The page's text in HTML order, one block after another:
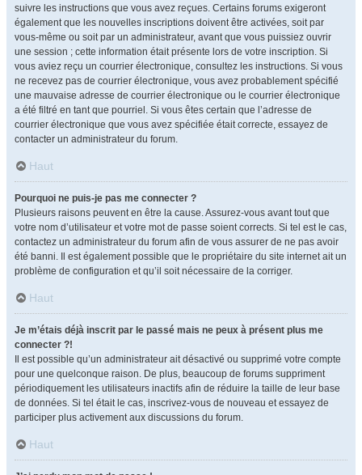
suivre les instructions que vous avez reçues. Certains forums exigeront
également que les nouvelles inscriptions doivent être activées, soit par
vous-même ou soit par un administrateur, avant que vous puissiez ouvrir
une session ; cette information était présente lors de votre inscription. Si
vous aviez reçu un courrier électronique, consultez les instructions. Si vous
ne recevez pas de courrier électronique, vous avez probablement spécifié
une mauvaise adresse de courrier électronique ou le courrier électronique
a été filtré en tant que pourriel. Si vous êtes certain que l’adresse de
courrier électronique que vous avez spécifiée était correcte, essayez de
contacter un administrateur du forum.
Haut
Pourquoi ne puis-je pas me connecter ?
Plusieurs raisons peuvent en être la cause. Assurez-vous avant tout que
votre nom d’utilisateur et votre mot de passe soient corrects. Si tel est le cas,
contactez un administrateur du forum afin de vous assurer de ne pas avoir
été banni. Il est également possible que le propriétaire du site internet ait un
problème de configuration et qu’il soit nécessaire de la corriger.
Haut
Je m’étais déjà inscrit par le passé mais ne peux à présent plus me
connecter ?!
Il est possible qu’un administrateur ait désactivé ou supprimé votre compte
pour une quelconque raison. De plus, beaucoup de forums suppriment
périodiquement les utilisateurs inactifs afin de réduire la taille de leur base
de données. Si tel était le cas, inscrivez-vous de nouveau et essayez de
participer plus activement aux discussions du forum.
Haut